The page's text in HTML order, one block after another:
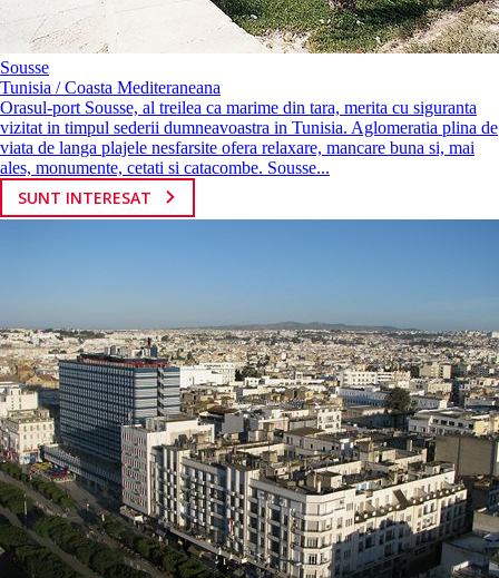
Sousse
Tunisia / Coasta Mediteraneana
Orasul-port Sousse, al treilea ca marime din tara, merita cu siguranta
vizitat in timpul sederii dumneavoastra in Tunisia. Aglomeratia plina de
viata de langa plajele nesfarsite ofera relaxare, mancare buna si, mai
ales, monumente, cetati si catacombe. Sousse...
SUNT INTERESAT